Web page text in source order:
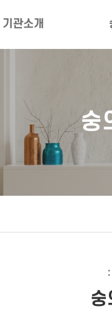
기관소개
법인소개
비전·미션·ESG경영
복지관 연혁
숭
숭